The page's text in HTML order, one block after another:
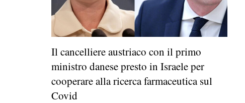
Il cancelliere austriaco con il primo
ministro danese presto in Israele per
cooperare alla ricerca farmaceutica sul
Covid